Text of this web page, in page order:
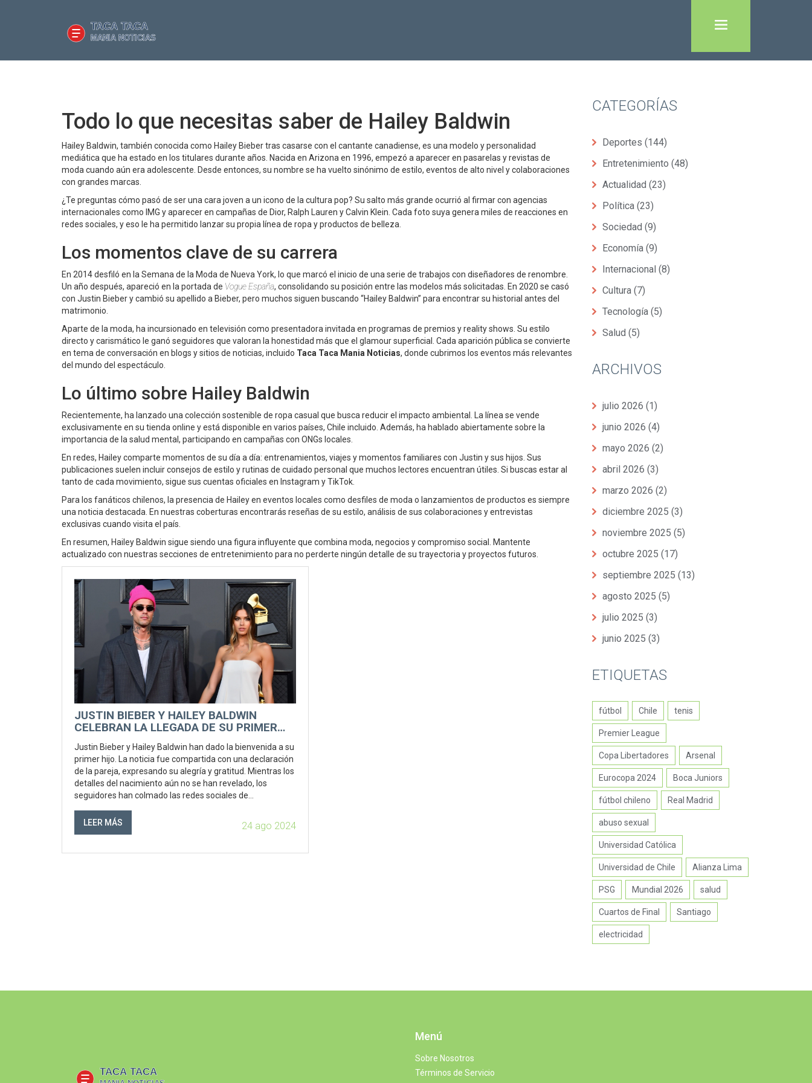
Todo lo que necesitas saber de Hailey Baldwin
Hailey Baldwin, también conocida como Hailey Bieber tras casarse con el cantante canadiense, es una modelo y personalidad
mediática que ha estado en los titulares durante años. Nacida en Arizona en 1996, empezó a aparecer en pasarelas y revistas de
moda cuando aún era adolescente. Desde entonces, su nombre se ha vuelto sinónimo de estilo, eventos de alto nivel y colaboraciones
con grandes marcas.
¿Te preguntas cómo pasó de ser una cara joven a un icono de la cultura pop? Su salto más grande ocurrió al firmar con agencias
internacionales como IMG y aparecer en campañas de Dior, Ralph Lauren y Calvin Klein. Cada foto suya genera miles de reacciones en
redes sociales, y eso le ha permitido lanzar su propia línea de ropa y productos de belleza.
Los momentos clave de su carrera
En 2014 desfiló en la Semana de la Moda de Nueva York, lo que marcó el inicio de una serie de trabajos con diseñadores de renombre.
Un año después, apareció en la portada de Vogue España, consolidando su posición entre las modelos más solicitadas. En 2020 se casó
con Justin Bieber y cambió su apellido a Bieber, pero muchos siguen buscando “Hailey Baldwin” para encontrar su historial antes del
matrimonio.
Aparte de la moda, ha incursionado en televisión como presentadora invitada en programas de premios y reality shows. Su estilo
directo y carismático le ganó seguidores que valoran la honestidad más que el glamour superficial. Cada aparición pública se convierte
en tema de conversación en blogs y sitios de noticias, incluido Taca Taca Mania Noticias, donde cubrimos los eventos más relevantes
del mundo del espectáculo.
Lo último sobre Hailey Baldwin
Recientemente, ha lanzado una colección sostenible de ropa casual que busca reducir el impacto ambiental. La línea se vende
exclusivamente en su tienda online y está disponible en varios países, Chile incluido. Además, ha hablado abiertamente sobre la
importancia de la salud mental, participando en campañas con ONGs locales.
En redes, Hailey comparte momentos de su día a día: entrenamientos, viajes y momentos familiares con Justin y sus hijos. Sus
publicaciones suelen incluir consejos de estilo y rutinas de cuidado personal que muchos lectores encuentran útiles. Si buscas estar al
tanto de cada movimiento, sigue sus cuentas oficiales en Instagram y TikTok.
Para los fanáticos chilenos, la presencia de Hailey en eventos locales como desfiles de moda o lanzamientos de productos es siempre
una noticia destacada. En nuestras coberturas encontrarás reseñas de su estilo, análisis de sus colaboraciones y entrevistas
exclusivas cuando visita el país.
En resumen, Hailey Baldwin sigue siendo una figura influyente que combina moda, negocios y compromiso social. Mantente
actualizado con nuestras secciones de entretenimiento para no perderte ningún detalle de su trayectoria y proyectos futuros.
JUSTIN BIEBER Y HAILEY BALDWIN
CELEBRAN LA LLEGADA DE SU PRIMER
Justin Bieber y Hailey Baldwin han dado la bienvenida a su
primer hijo. La noticia fue compartida con una declaración
de la pareja, expresando su alegría y gratitud. Mientras los
detalles del nacimiento aún no se han revelado, los
seguidores han colmado las redes sociales de
LEER MÁS
24 ago 2024
CATEGORÍAS
Deportes (144)
Entretenimiento (48)
Actualidad (23)
Política (23)
Sociedad (9)
Economía (9)
Internacional (8)
Cultura (7)
Tecnología (5)
Salud (5)
ARCHIVOS
julio 2026 (1)
junio 2026 (4)
mayo 2026 (2)
abril 2026 (3)
marzo 2026 (2)
diciembre 2025 (3)
noviembre 2025 (5)
octubre 2025 (17)
septiembre 2025 (13)
agosto 2025 (5)
julio 2025 (3)
junio 2025 (3)
ETIQUETAS
fútbol Chile tenis
Premier League
Copa Libertadores Arsenal
Eurocopa 2024 Boca Juniors
fútbol chileno Real Madrid
abuso sexual
Universidad Católica
Universidad de Chile Alianza Lima
PSG Mundial 2026 salud
Cuartos de Final Santiago
electricidad
Menú
Sobre Nosotros
Términos de Servicio